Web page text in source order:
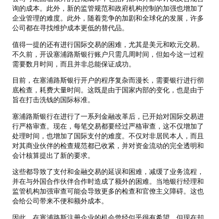
询的成本。此外，新的监管规范和政府机构控制的加强也增加了
企业管理的难度。此外，随着竞争的加剧和全球化的发展，许多
公司都在寻找维护成本更低的替代品。
值得一提的还有进行国际交易的困难，尤其是美元和欧元交易。
不久前，开设塞浦路斯银行账户只需几周时间，但如今这一过程
需要数月时间，而且并非总能保证成功。
目前，在塞浦路斯银行开户的程序复杂而漫长，需要银行进行彻
底检查，耗费大量时间。这既是由于国家内部的变化，也是由于
旨在打击洗钱的国际标准。
塞浦路斯银行在进行了一系列金融改革后，已开始对国际交易进
行严格审查。现在，每笔交易都要经过严格审查，这不仅增加了
处理时间，也增加了国际支付的难度。不仅对非居民本人，而且
对其商业伙伴的检查规范都已收紧，并对资金流动的完全透明和
会计核算提出了新的要求。
这些都导致了支付和金融交易的延误和困难，减缓了业务流程，
并在与外国合作伙伴合作时造成了额外的困难。当地银行经理和
监管机构加强审查可能会导致更多的检查和官僚主义障碍。这也
会给公司带来不便和额外成本。